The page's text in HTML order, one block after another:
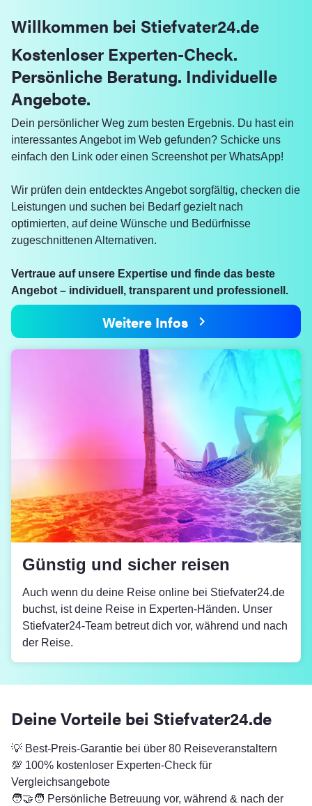
Willkommen bei Stiefvater24.de
Kostenloser Experten-Check.
Persönliche Beratung. Individuelle
Angebote.
Dein persönlicher Weg zum besten Ergebnis. Du hast ein
interessantes Angebot im Web gefunden? Schicke uns
einfach den Link oder einen Screenshot per WhatsApp!
Wir prüfen dein entdecktes Angebot sorgfältig, checken die
Leistungen und suchen bei Bedarf gezielt nach
optimierten, auf deine Wünsche und Bedürfnisse
zugeschnittenen Alternativen.
Vertraue auf unsere Expertise und finde das beste
Angebot – individuell, transparent und professionell.
Weitere Infos
Günstig und sicher reisen
Auch wenn du deine Reise online bei Stiefvater24.de
buchst, ist deine Reise in Experten-Händen. Unser
Stiefvater24-Team betreut dich vor, während und nach
der Reise.
Deine Vorteile bei Stiefvater24.de
💡 Best-Preis-Garantie bei über 80 Reiseveranstaltern
💯 100% kostenloser Experten-Check für
Vergleichsangebote
🧑‍🤝‍🧑 Persönliche Betreuung vor, während & nach der